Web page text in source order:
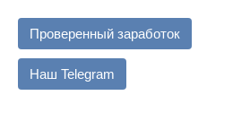
Проверенный заработок
Наш Telegram